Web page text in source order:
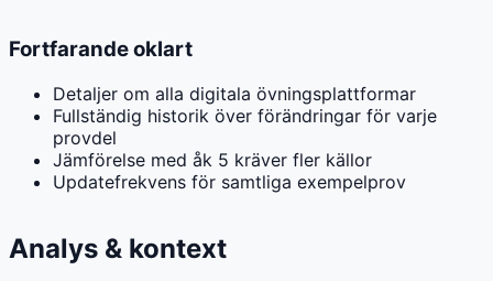
Fortfarande oklart
Detaljer om alla digitala övningsplattformar
Fullständig historik över förändringar för varje
provdel
Jämförelse med åk 5 kräver fler källor
Updatefrekvens för samtliga exempelprov
Analys & kontext